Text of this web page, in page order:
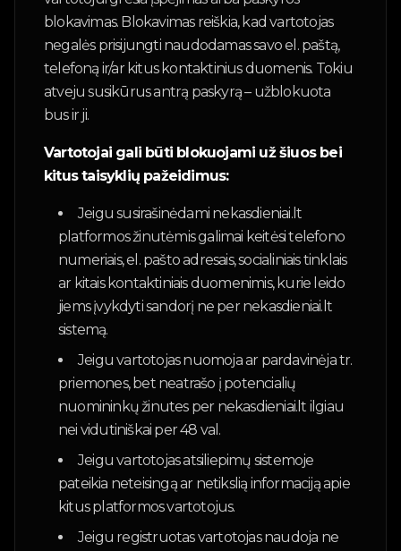
blokavimas. Blokavimas reiškia, kad vartotojas
negalės prisijungti naudodamas savo el. paštą,
telefoną ir/ar kitus kontaktinius duomenis. Tokiu
atveju susikūrus antrą paskyrą – užblokuota
bus ir ji.
Vartotojai gali būti blokuojami už šiuos bei
kitus taisyklių pažeidimus:
Jeigu susirašinėdami nekasdieniai.lt
platformos žinutėmis galimai keitėsi telefono
numeriais, el. pašto adresais, socialiniais tinklais
ar kitais kontaktiniais duomenimis, kurie leido
jiems įvykdyti sandorį ne per nekasdieniai.lt
sistemą.
Jeigu vartotojas nuomoja ar pardavinėja tr.
priemones, bet neatrašo į potencialių
nuomininkų žinutes per nekasdieniai.lt ilgiau
nei vidutiniškai per 48 val.
Jeigu vartotojas atsiliepimų sistemoje
pateikia neteisingą ar netikslią informaciją apie
kitus platformos vartotojus.
Jeigu registruotas vartotojas naudoja ne